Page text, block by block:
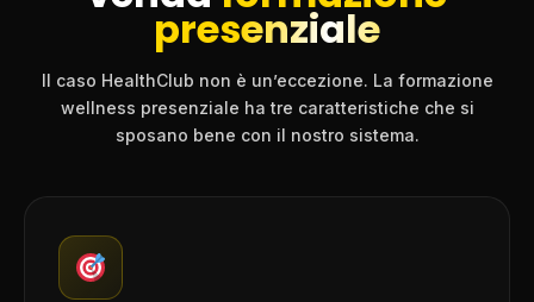
presenziale
Il caso HealthClub non è un’eccezione. La formazione
wellness presenziale ha tre caratteristiche che si
sposano bene con il nostro sistema.